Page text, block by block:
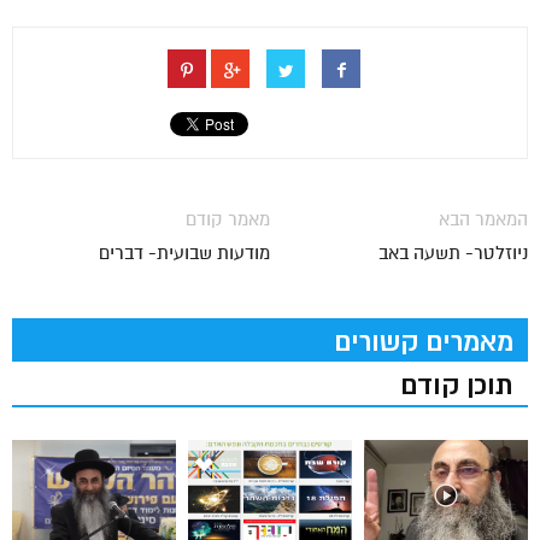
מאמר קודם
מודעות שבועית- דברים
המאמר הבא
ניוזלטר- תשעה באב
מאמרים קשורים
תוכן קודם